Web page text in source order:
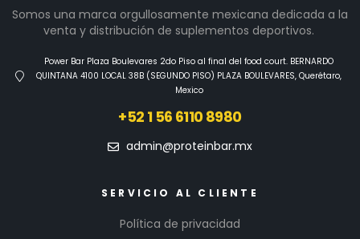
Somos una marca orgullosamente mexicana dedicada a la
venta y distribución de suplementos deportivos.
Power Bar Plaza Boulevares 2do Piso al final del food court. BERNARDO
QUINTANA 4100 LOCAL 38B (SEGUNDO PISO) PLAZA BOULEVARES, Querétaro,
Mexico
+52 1 56 6110 8980
admin@proteinbar.mx
SERVICIO AL CLIENTE
Política de privacidad